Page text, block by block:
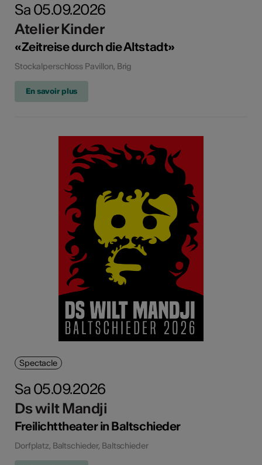
Sa 05.09.2026
Atelier Kinder
«Zeitreise durch die Altstadt»
Stockalperschloss Pavillon, Brig
En savoir plus
Spectacle
Sa 05.09.2026
Ds wilt Mandji
Freilichttheater in Baltschieder
Dorfplatz, Baltschieder, Baltschieder